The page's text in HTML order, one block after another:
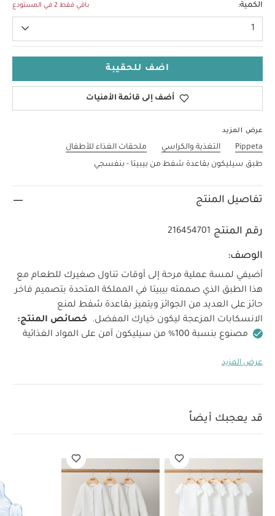
الكمية: باقي فقط 2 في المستودع
1
اضف للحقيبة
أضف إلى قائمة الأمنيات
عرض المزيد
Pippeta التغذية والكراسي
ملحقات الغذاء للأطفال
طبق سيليكون بقاعدة شفط من بيبيتا - بنفسجي
تفاصيل المنتج
رقم المنتج 216454701
الوصف:
أضيفي لمسة عملية مرحة إلى أوقات تناول صغيرك للطعام مع
هذا الطبق الذي صممته بيبيتا في المملكة المتحدة بتصميم فاخر
حائز على العديد من الجوائز ويتميز بقاعدة شفط لمنع
الانسكابات المزعجة ليكون خيارك المفضل. خصائص المنتج:
مصنوع بنسبة 100‏%‏ من سيليكون آمن على المواد الغذائية
غسالة الأطباق والميكروويف
قماش عضوي بلون أبيض - 5 قطع
بلون أبيض - 3 قطع
مراقبة الطفل بالفيديو زين بريميوم من بيبا - أزرق داكن
مجموعة أدوات
طعام سيليكون - ميلبا
عرض المزيد
قد يعجبك أيضاً